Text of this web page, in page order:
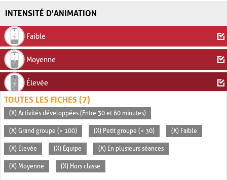
INTENSITÉ D'ANIMATION
Faible
Moyenne
Élevée
TOUTES LES FICHES (7)
(X) Activités développées (Entre 30 et 60 minutes)
(X) Grand groupe (> 100) (X) Petit groupe (< 30) (X) Faible
(X) Élevée (X) Équipe (X) En plusieurs séances
(X) Moyenne (X) Hors classe